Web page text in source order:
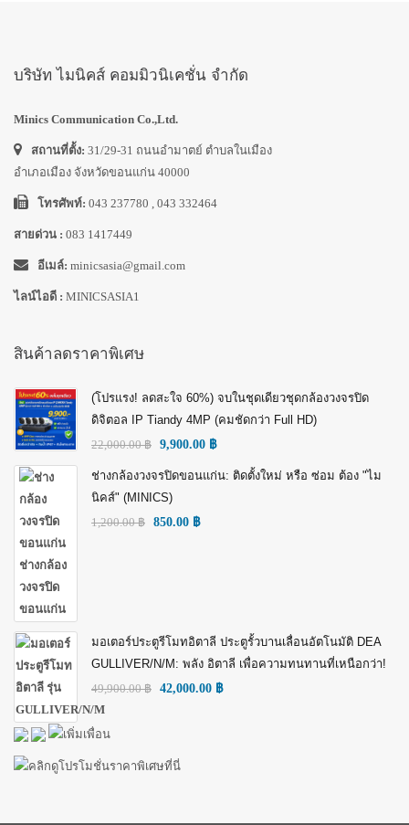
บริษัท ไมนิคส์ คอมมิวนิเคชั่น จำกัด
Minics Communication Co.,Ltd.
สถานที่ตั้ง: 31/29-31 ถนนอำมาตย์ ตำบลในเมือง
อำเภอเมือง จังหวัดขอนแก่น 40000
โทรศัพท์: 043 237780 , 043 332464
สายด่วน : 083 1417449
อีเมล์: minicsasia@gmail.com
ไลน์ไอดี : MINICSASIA1
สินค้าลดราคาพิเศษ
(โปรแรง! ลดสะใจ 60%) จบในชุดเดียวชุดกล้องวงจรปิด
ดิจิตอล IP Tiandy 4MP (คมชัดกว่า Full HD)
22,000.00฿ 9,900.00 ฿
ช่างกล้องวงจรปิดขอนแก่น: ติดตั้งใหม่ หรือ ซ่อม ต้อง "ไม
นิคส์" (MINICS)
1,200.00฿ 850.00 ฿
มอเตอร์ประตูรีโมทอิตาลี ประตูรั้วบานเลื่อนอัตโนมัติ DEA
GULLIVER/N/M: พลัง อิตาลี เพื่อความทนทานที่เหนือกว่า!
49,900.00฿ 42,000.00 ฿